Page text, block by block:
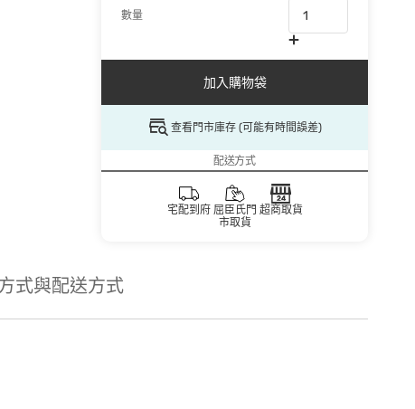
數量
加入購物袋
查看門市庫存 (可能有時間誤差)
配送方式
宅配到府 屈臣氏門
市取貨
超商取貨
式與配送方式